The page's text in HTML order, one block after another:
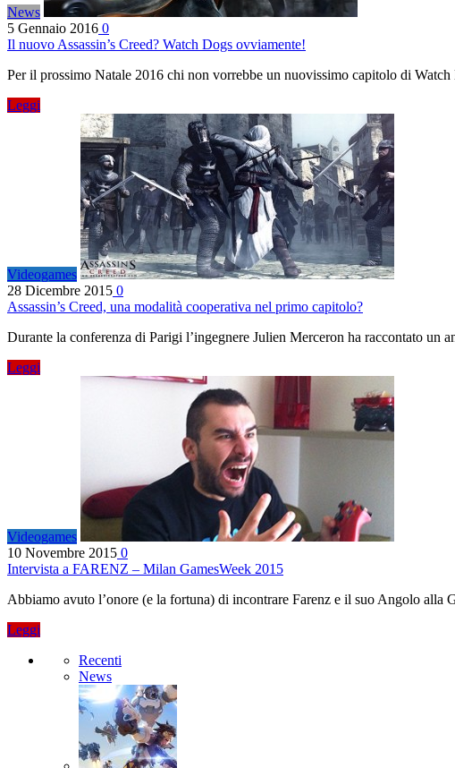
News
5 Gennaio 2016 0
Il nuovo Assassin’s Creed? Watch Dogs ovviamente!
Per il prossimo Natale 2016 chi non vorrebbe un nuovissimo capitolo di
Leggi
Videogames
28 Dicembre 2015 0
Assassin’s Creed, una modalità cooperativa nel primo capitolo?
Durante la conferenza di Parigi l’ingegnere Julien Merceron ha raccontato un
Leggi
Videogames
10 Novembre 2015 0
Intervista a FARENZ – Milan GamesWeek 2015
Abbiamo avuto l’onore (e la fortuna) di incontrare Farenz e il suo Angolo
Leggi
Recenti
News